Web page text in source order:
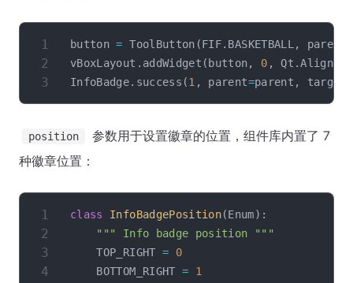
button = ToolButton (FIF. BASKETBALL, parent
vBoxLayout . addWidget ( button, 0 , Qt .
InfoBadge. success (1 , parent=parent , target
position
参数用于设置徽章的位置，组件库内置了 7
种徽章位置：
class InfoBadgePosition(Enum) :
""" Info badge position """
    TOP_RIGHT
=
0
    BOTTOM_RIGHT
=
1